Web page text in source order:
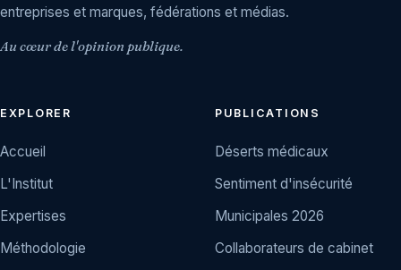
entreprises et marques, fédérations et médias.
Au cœur de l'opinion publique.
EXPLORER
Accueil
L'Institut
Expertises
Méthodologie
PUBLICATIONS
Déserts médicaux
Sentiment d'insécurité
Municipales 2026
Collaborateurs de cabinet